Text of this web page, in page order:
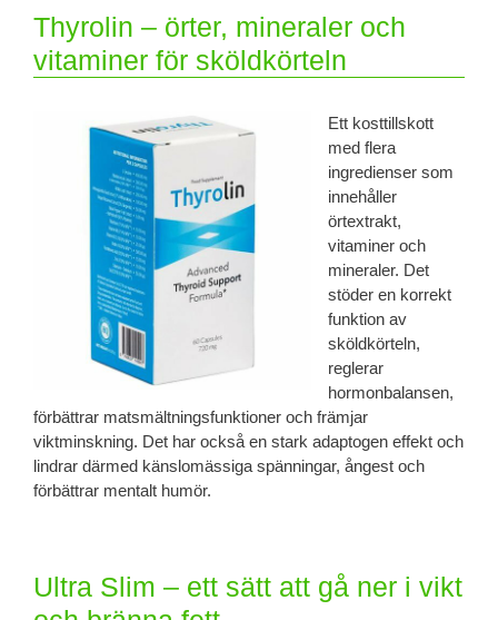
Thyrolin – örter, mineraler och
vitaminer för sköldkörteln
Ett kosttillskott
med flera
ingredienser som
innehåller
örtextrakt,
vitaminer och
mineraler. Det
stöder en korrekt
funktion av
sköldkörteln,
reglerar
hormonbalansen,
förbättrar matsmältningsfunktioner och främjar
viktminskning. Det har också en stark adaptogen effekt och
lindrar därmed känslomässiga spänningar, ångest och
förbättrar mentalt humör.
Ultra Slim – ett sätt att gå ner i vikt